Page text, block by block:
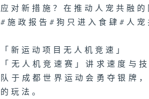
应对新措施？在推动人宠共融
#施政报告#狗只进入食肆#人
「新运动项目无人机竞速」
「无人机竞速赛」讲求速度与
队于成都世界运动会勇夺银牌
的玩法。